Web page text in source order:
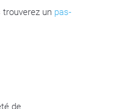
trouverez un pas-
de